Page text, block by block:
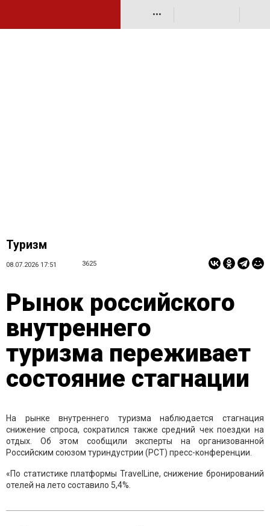
•••
Туризм
08.07.2026 17:51 3625
Рынок российского
внутреннего
туризма переживает
состояние стагнации
На рынке внутреннего туризма наблюдается стагнация
снижение спроса, сократился также средний чек поездки на
отдых. Об этом сообщили эксперты на организованной
Российским союзом туриндустрии (РСТ) пресс-конференции.
«По статистике платформы TravelLine, снижение бронирований
отелей на лето составило 5,4%.